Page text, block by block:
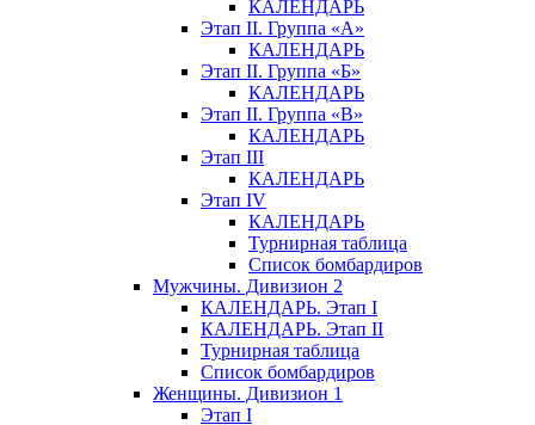
КАЛЕНДАРЬ
Этап II. Группа «А»
КАЛЕНДАРЬ
Этап II. Группа «Б»
КАЛЕНДАРЬ
Этап II. Группа «В»
КАЛЕНДАРЬ
Этап III
КАЛЕНДАРЬ
Этап IV
КАЛЕНДАРЬ
Турнирная таблица
Список бомбардиров
Мужчины. Дивизион 2
КАЛЕНДАРЬ. Этап I
КАЛЕНДАРЬ. Этап II
Турнирная таблица
Список бомбардиров
Женщины. Дивизион 1
Этап I